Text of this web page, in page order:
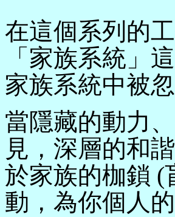
在這個系列的
「家族系統」
家族系統中被
當隱藏的動力
見，深層的和
於家族的枷鎖 (
動，為你個人